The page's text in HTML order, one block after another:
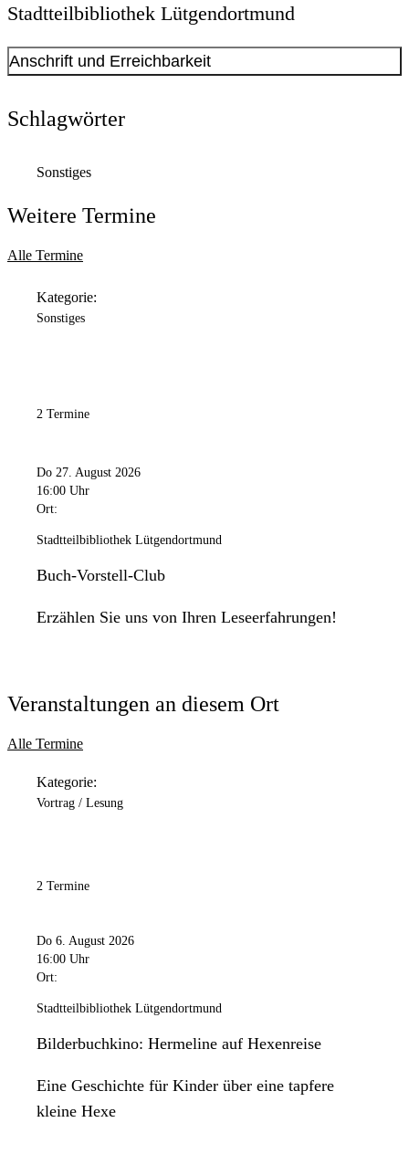
Stadtteilbibliothek Lütgendortmund
Anschrift und Erreichbarkeit
Anschrift
Öffnungszeiten
Montag
Dienstag
10:00 Uhr
13:00 Uhr
Samstag
Geschlossen
Sonntag
Schlagwörter
Sonstiges
Weitere Termine
Alle Termine
Kategorie:
Sonstiges
2 Termine
Do 27. August 2026
16:00 Uhr
Ort:
Stadtteilbibliothek Lütgendortmund
Buch-Vorstell-Club
Erzählen Sie uns von Ihren Leseerfahrungen!
Veranstaltungen an diesem Ort
Alle Termine
Kategorie:
Vortrag / Lesung
2 Termine
Do 6. August 2026
16:00 Uhr
Ort:
Stadtteilbibliothek Lütgendortmund
Bilderbuchkino: Hermeline auf Hexenreise
Eine Geschichte für Kinder über eine tapfere
kleine Hexe